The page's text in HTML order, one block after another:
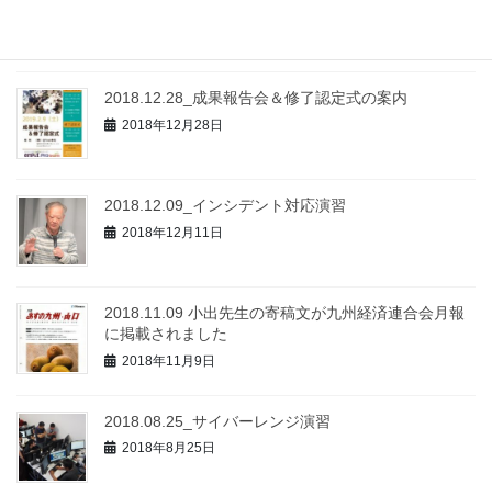
2018.12.28_成果報告会＆修了認定式の案内
2018年12月28日
2018.12.09_インシデント対応演習
2018年12月11日
2018.11.09 小出先生の寄稿文が九州経済連合会月報
に掲載されました
2018年11月9日
2018.08.25_サイバーレンジ演習
2018年8月25日